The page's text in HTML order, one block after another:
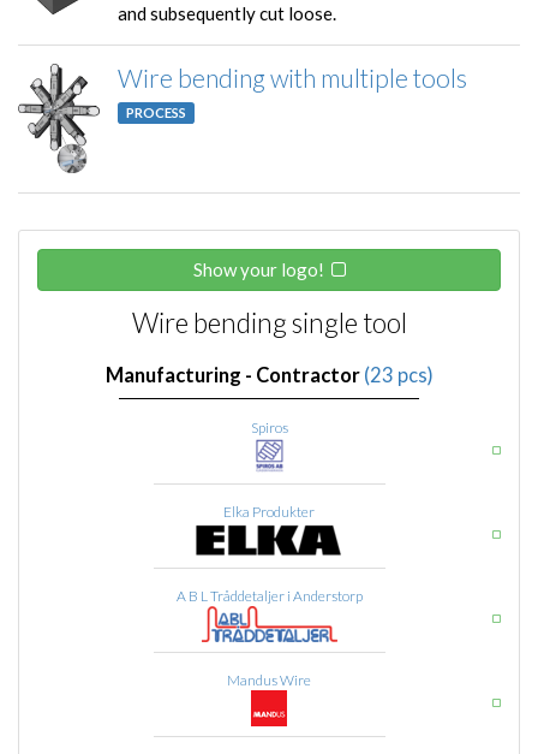
and subsequently cut loose.
Wire bending with multiple tools
PROCESS
Show your logo!
Wire bending single tool
Manufacturing - Contractor (23 pcs)
Spiros
Elka Produkter
A B L Tråddetaljer i Anderstorp
Mandus Wire